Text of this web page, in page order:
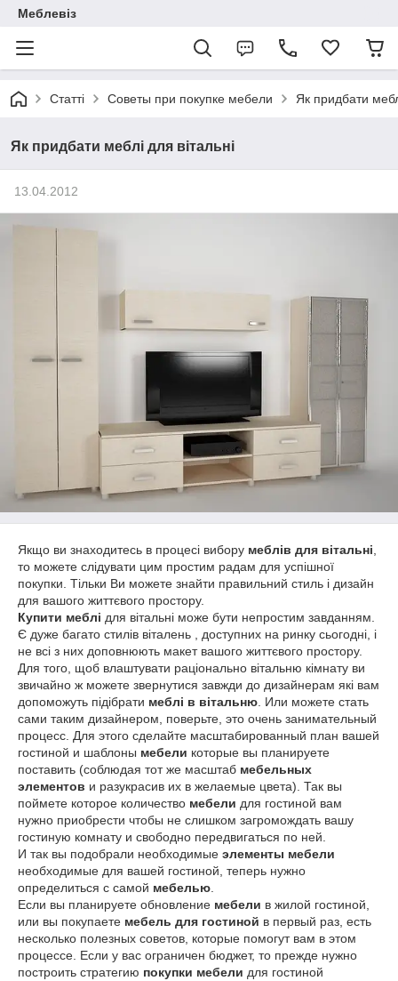
Меблевіз
Статті Советы при покупке мебели Як придбати
Як придбати меблі для вітальні
13.04.2012
Якщо ви знаходитесь в процесі вибору меблів для вітальні
то можете слідувати цим простим радам для успішної
покупки. Тільки Ви можете знайти правильний стиль і дизайн
для вашого життєвого простору.
Купити меблі для вітальні може бути непростим завданням.
Є дуже багато стилів віталень , доступних на ринку сьогодні, і
не всі з них доповнюють макет вашого життєвого простору.
Для того, щоб влаштувати раціонально вітальню кімнату ви
звичайно ж можете звернутися завжди до дизайнерам які вам
допоможуть підібрати меблі в вітальню . Или можете стать
сами таким дизайнером, поверьте, это очень занимательный
процесс. Для этого сделайте масштабированный план вашей
гостиной и шаблоны мебели которые вы планируете
поставить (соблюдая тот же масштаб мебельных
элементов и разукрасив их в желаемые цвета). Так вы
поймете которое количество мебели для гостиной вам
нужно приобрести чтобы не слишком загромождать вашу
гостиную комнату и свободно передвигаться по ней.
И так вы подобрали необходимые элементы мебели
необходимые для вашей гостиной, теперь нужно
определиться с самой мебелью
Если вы планируете обновление мебели в жилой гостиной,
или вы покупаете мебель для гостиной в первый раз, есть
несколько полезных советов, которые помогут вам в этом
процессе. Если у вас ограничен бюджет, то прежде нужно
построить стратегию покупки мебели для гостиной